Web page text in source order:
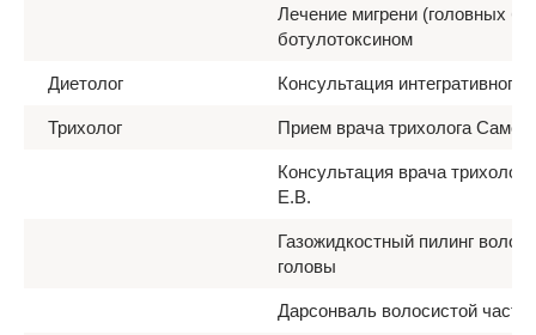
Лечение мигрени (головных
ботулотоксином
Диетолог Консультация интегративного
Трихолог Прием врача трихолога
Консультация врача
Е.В.
Газожидкостный пилинг
головы
Дарсонваль волосистой части